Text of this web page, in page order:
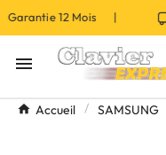
12 Mois |

Accueil SAMSUNG